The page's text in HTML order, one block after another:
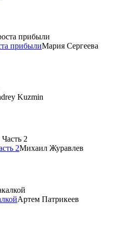
прибылиМария Сергеева
Kuzmin
2Михаил Журавлев
Артем Патрикеев